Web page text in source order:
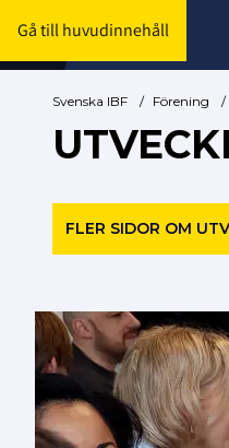
Gå till huvudinnehåll
Svenska IBF / Förening /
FLER SIDOR OM